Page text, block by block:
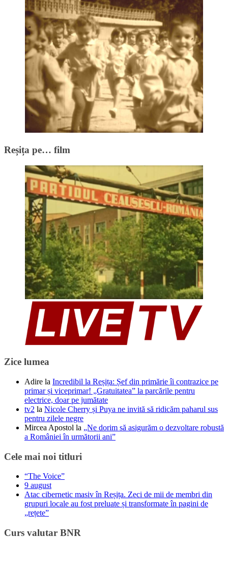
Reșița pe… film
Zice lumea
Adire la Incredibil la Reșița: Șef din primărie îi contrazice pe
primar și viceprimar! „Gratuitatea” la parcările pentru
electrice, doar pe jumătate
tv2 la Nicole Cherry și Puya ne invită să ridicăm paharul sus
pentru zilele negre
Mircea Apostol la „Ne dorim să asigurăm o dezvoltare robustă
a României în următorii ani”
Cele mai noi titluri
“The Voice”
9 august
Atac cibernetic masiv în Reșița. Zeci de mii de membri din
grupuri locale au fost preluate și transformate în pagini de
„rețete”
Curs valutar BNR